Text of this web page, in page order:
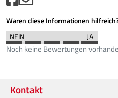
Waren diese Informationen
Noch keine Bewertungen
Kontakt